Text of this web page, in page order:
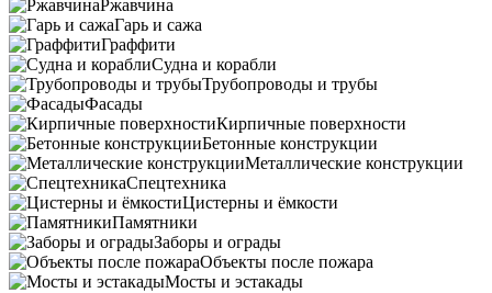
Ржавчина
Гарь и сажа
Граффити
Судна и корабли
Трубопроводы и трубы
Фасады
Кирпичные поверхности
Бетонные конструкции
Металлические конструкции
Спецтехника
Цистерны и ёмкости
Памятники
Заборы и ограды
Объекты после пожара
Мосты и эстакады